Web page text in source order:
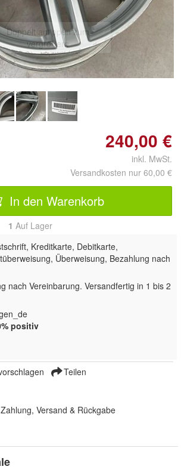
Doppelt antippen zum
vergrößern
240,00 €
inkl. MwSt.
Versandkosten nur 60,00 €
In den Warenkorb
1 Auf Lager
Kreditkarte, Debitkarte,
Überweisung, Bezahlung nach
nach Vereinbarung. Versandfertig in 1 bis 2
positiv
Teilen
Zahlung, Versand & Rückgabe